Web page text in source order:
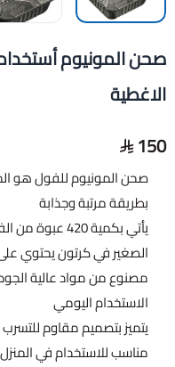
الاغطية
150
صحن المونيوم للفول هو
بطريقة مرتبة وجذابة
الصغير في كرتون يحتوي على 1000
مصنوع من مواد عالية
الاستخدام اليومي
يتميز بتصميم مقاوم
مناسب للاستخدام في